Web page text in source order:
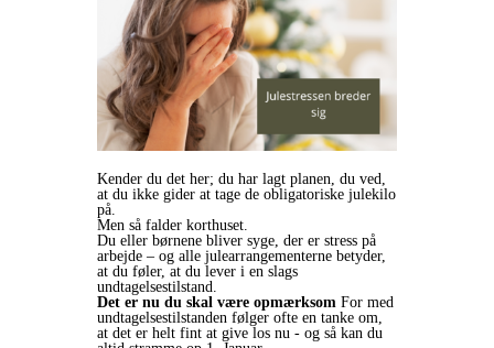
Kender du det her; du har lagt planen, du ved,
at du ikke gider at tage de obligatoriske julekilo
på.
Men så falder korthuset.
Du eller børnene bliver syge, der er stress på
arbejde – og alle julearrangementerne betyder,
at du føler, at du lever i en slags
undtagelsestilstand.
Det er nu du skal være opmærksom For med
undtagelsestilstanden følger ofte en tanke om,
at det er helt fint at give los nu - og så kan du